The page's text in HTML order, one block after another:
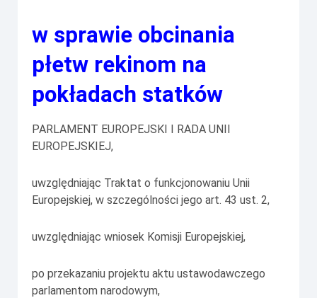
w sprawie obcinania
płetw rekinom na
pokładach statków
PARLAMENT EUROPEJSKI I RADA UNII
EUROPEJSKIEJ,
uwzględniając Traktat o funkcjonowaniu Unii
Europejskiej, w szczególności jego art. 43 ust. 2,
uwzględniając wniosek Komisji Europejskiej,
po przekazaniu projektu aktu ustawodawczego
parlamentom narodowym,